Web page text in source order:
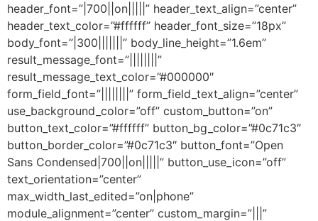
header_font=”|700||on|||||” header_text_align=”center”
header_text_color=”#ffffff” header_font_size=”18px”
body_font=”|300|||||||” body_line_height=”1.6em”
result_message_font=”||||||||”
result_message_text_color=”#000000″
form_field_font=”||||||||” form_field_text_align=”center”
use_background_color=”off” custom_button=”on”
button_text_color=”#ffffff” button_bg_color=”#0c71c3″
button_border_color=”#0c71c3″ button_font=”Open
Sans Condensed|700||on|||||” button_use_icon=”off”
text_orientation=”center”
max_width_last_edited=”on|phone”
module_alignment=”center” custom_margin=”|||”